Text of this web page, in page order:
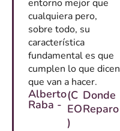
entorno mejor que
cualquiera pero,
sobre todo, su
característica
fundamental es que
cumplen lo que dicen
que van a hacer.
Alberto
Raba -
(C
EO
)
Donde
Reparo